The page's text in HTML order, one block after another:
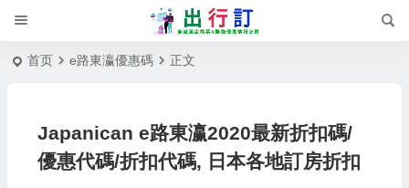
首页 e路東瀛優惠碼 正文
Japanican e路東瀛2020最新折扣碼/
優惠代碼/折扣代碼, 日本各地訂房折扣